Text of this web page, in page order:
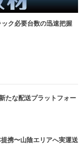
ク必要台数の迅速把握
たな配送プラットフォー
携〜山陰エリアへ実運送